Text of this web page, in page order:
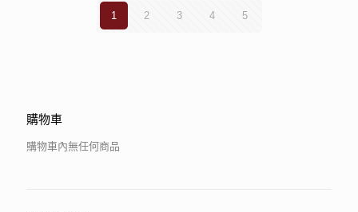
1 2 3 4 5
購物車
購物車內無任何商品